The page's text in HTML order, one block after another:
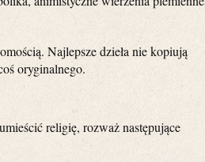
Najlepsze dzieła nie kopiują
oryginalnego.
religię, rozważ następujące